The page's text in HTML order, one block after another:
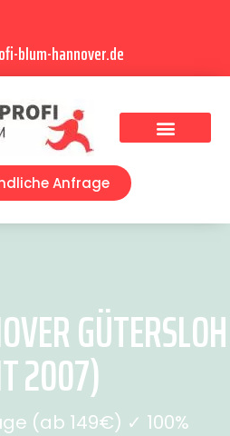
blum-hannover.de
Anfrage
GÜTERSLOH
2007)
(ab 149€) ✓ 100%